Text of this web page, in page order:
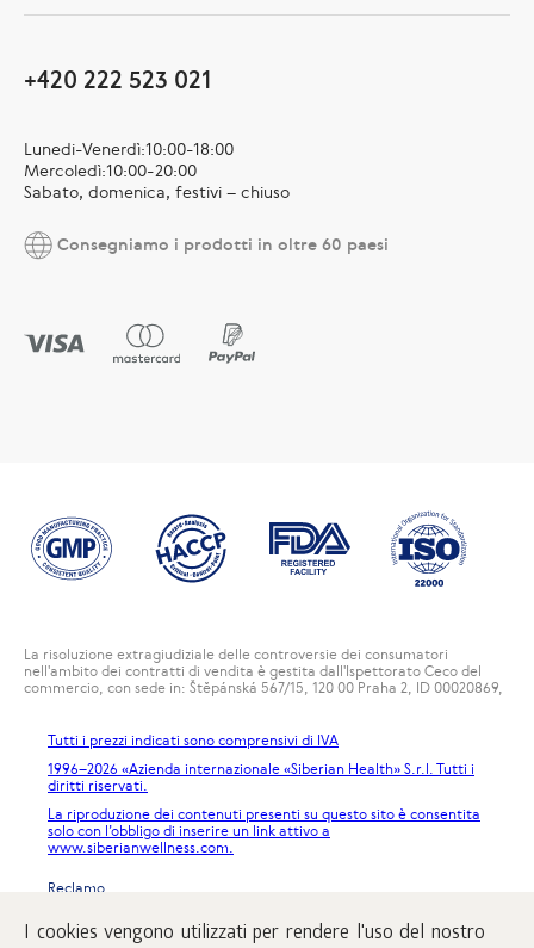
I cookies vengono utilizzati per rendere l'uso del nostro
+420 222 523 021
Lunedi-Venerdì:10:00-18:00
Mercoledì:10:00-20:00
Sabato, domenica, festivi – chiuso
Consegniamo i prodotti in oltre 60 paesi
La risoluzione extragiudiziale delle controversie dei consumatori
nell'ambito dei contratti di vendita è gestita dall'Ispettorato Ceco del
commercio, con sede in: Štěpánská 567/15, 120 00 Praha 2, ID 00020869,
Tutti i prezzi indicati sono comprensivi di IVA
1996–2026 «Azienda internazionale «Siberian Health» S.r.l. Tutti i
diritti riservati.
La riproduzione dei contenuti presenti su questo sito è consentita
solo con l’obbligo di inserire un link attivo a
www.siberianwellness.com.
Reclamo